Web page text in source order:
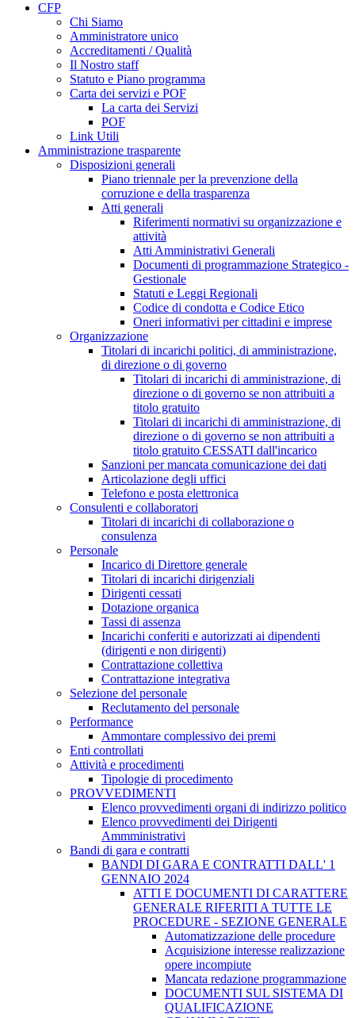
CFP
Chi Siamo
Amministratore unico
Accreditamenti / Qualità
Il Nostro staff
Statuto e Piano programma
Carta dei servizi e POF
La carta dei Servizi
POF
Link Utili
Amministrazione trasparente
Disposizioni generali
Piano triennale per la prevenzione della
corruzione e della trasparenza
Atti generali
Riferimenti normativi su organizzazione e
attività
Atti Amministrativi Generali
Documenti di programmazione Strategico -
Gestionale
Statuti e Leggi Regionali
Codice di condotta e Codice Etico
Oneri informativi per cittadini e imprese
Organizzazione
Titolari di incarichi politici, di amministrazione,
di direzione o di governo
Titolari di incarichi di amministrazione, di
direzione o di governo se non attribuiti a
titolo gratuito
Titolari di incarichi di amministrazione, di
direzione o di governo se non attribuiti a
titolo gratuito CESSATI dall'incarico
Sanzioni per mancata comunicazione dei dati
Articolazione degli uffici
Telefono e posta elettronica
Consulenti e collaboratori
Titolari di incarichi di collaborazione o
consulenza
Personale
Incarico di Direttore generale
Titolari di incarichi dirigenziali
Dirigenti cessati
Dotazione organica
Tassi di assenza
Incarichi conferiti e autorizzati ai dipendenti
(dirigenti e non dirigenti)
Contrattazione collettiva
Contrattazione integrativa
Selezione del personale
Reclutamento del personale
Performance
Ammontare complessivo dei premi
Enti controllati
Attività e procedimenti
Tipologie di procedimento
PROVVEDIMENTI
Elenco provvedimenti organi di indirizzo politico
Elenco provvedimenti dei Dirigenti
Ammministrativi
Bandi di gara e contratti
BANDI DI GARA E CONTRATTI DALL' 1
GENNAIO 2024
ATTI E DOCUMENTI DI CARATTERE
GENERALE RIFERITI A TUTTE LE
PROCEDURE - SEZIONE GENERALE
Automatizzazione delle procedure
Acquisizione interesse realizzazione
opere incompiute
Mancata redazione programmazione
DOCUMENTI SUL SISTEMA DI
QUALIFICAZIONE